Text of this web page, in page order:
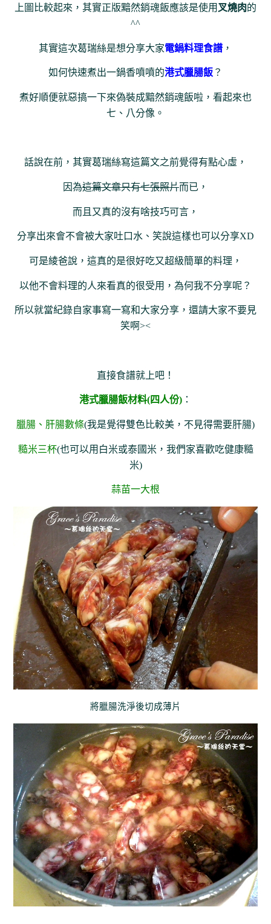
上圖比較起來，其實正版黯然銷魂飯應該是使用 叉燒肉的
^^
其實這次葛瑞絲是想分享大家電鍋料理食譜 ，
如何快速煮出一鍋香噴噴的港式臘腸飯 ？
煮好順便就惡搞一下來偽裝成黯然銷魂飯啦，看起來也
七、八分像。
話說在前，其實葛瑞絲寫這篇文之前覺得有點心虛，
因為這篇文章只有七張照片而已，
而且又真的沒有啥技巧可言，
分享出來會不會被大家吐口水、笑說這樣也可以分享XD
可是綾爸說，這真的是很好吃又超級簡單的料理，
以他不會料理的人來看真的很受用，為何我不分享呢？
所以就當紀錄自家事寫一寫和大家分享，還請大家不要見
笑啊><
直接食譜就上吧！
港式臘腸飯材料(四人份) ：
臘腸、肝腸數條(我是覺得雙色比較美，不見得需要肝腸)
糙米三杯(也可以用白米或泰國米，我們家喜歡吃健康糙
米)
蒜苗一大根
將臘腸洗淨後切成薄片